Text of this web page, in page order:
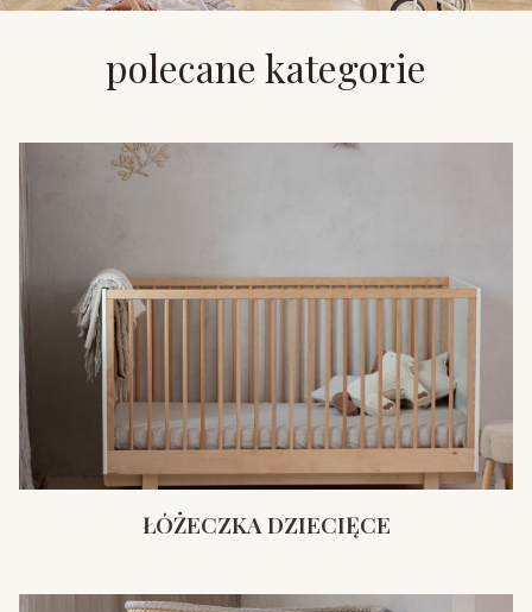
polecane kategorie
ŁÓŻECZKA DZIECIĘCE